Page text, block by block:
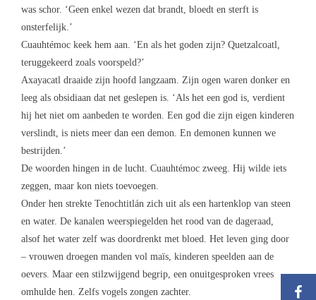
was schor. ‘Geen enkel wezen dat brandt, bloedt en sterft is
onsterfelijk.’
Cuauhtémoc keek hem aan. ‘En als het goden zijn? Quetzalcoatl,
teruggekeerd zoals voorspeld?’
Axayacatl draaide zijn hoofd langzaam. Zijn ogen waren donker en
leeg als obsidiaan dat net geslepen is. ‘Als het een god is, verdient
hij het niet om aanbeden te worden. Een god die zijn eigen kinderen
verslindt, is niets meer dan een demon. En demonen kunnen we
bestrijden.’
De woorden hingen in de lucht. Cuauhtémoc zweeg. Hij wilde iets
zeggen, maar kon niets toevoegen.
Onder hen strekte Tenochtitlán zich uit als een hartenklop van steen
en water. De kanalen weerspiegelden het rood van de dageraad,
alsof het water zelf was doordrenkt met bloed. Het leven ging door
– vrouwen droegen manden vol maïs, kinderen speelden aan de
oevers. Maar een stilzwijgend begrip, een onuitgesproken vrees
omhulde hen. Zelfs vogels zongen zachter.